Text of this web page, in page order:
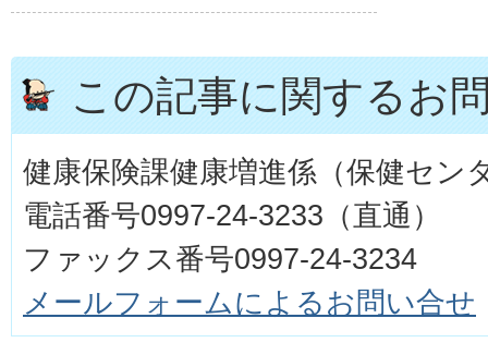
この記事に関するお
健康保険課健康増進係（保健セン
電話番号0997-24-3233（直通）
ファックス番号0997-24-3234
メールフォームによるお問い合せ